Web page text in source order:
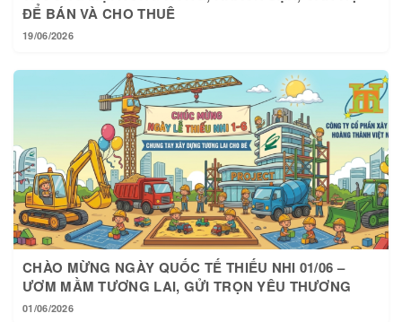
19/06/2026
CHÀO MỪNG NGÀY QUỐC TẾ THIẾU NHI 01/06 –
ƯƠM MẦM TƯƠNG LAI, GỬI TRỌN YÊU THƯƠNG
01/06/2026